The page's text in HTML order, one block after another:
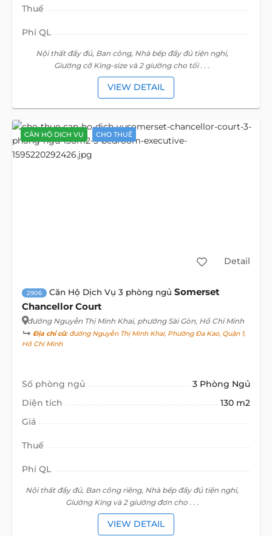
Thuế
Phí QL
Nội thất đầy đủ, Ban công, Nhà bếp đầy đủ tiện nghi,
Giường cỡ King-size và 2 giường cho tối . . .
VIEW DETAIL
CĂN HỘ DỊCH VỤ CHO THUÊ
Detail
2906 Căn Hộ Dịch Vụ 3 phòng ngủ Somerset
Chancellor Court
đường Nguyễn Thị Minh Khai, phường Sài Gòn, Hồ Chí Minh
Địa chỉ cũ:đường Nguyễn Thị Minh Khai, Phường Đa Kao, Quận 1,
Hồ Chí Minh
Số phòng ngủ
3 Phòng Ngủ
Diện tích
130 m2
Giá
Thuế
Phí QL
Nội thất đầy đủ, Ban công riêng, Nhà bếp đầy đủ tiện nghi,
Giường King và 2 giường đơn cho . . .
VIEW DETAIL